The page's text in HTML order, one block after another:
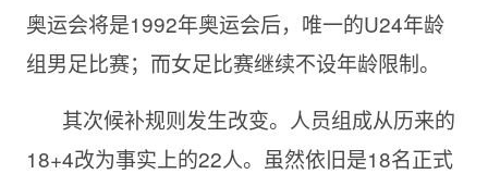
奥运会将是1992年奥运会后，唯一的U24年龄
组男足比赛；而女足比赛继续不设年龄限制。
其次候补规则发生改变。人员组成从历来的
18+4改为事实上的22人。虽然依旧是18名正式